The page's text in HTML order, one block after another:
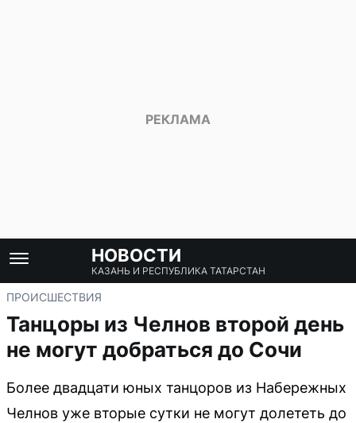
НОВОСТИ
КАЗАНЬ И РЕСПУБЛИКА ТАТАРСТАН
ПРОИСШЕСТВИЯ
Танцоры из Челнов второй день
не могут добраться до Сочи
Более двадцати юных танцоров из Набережных
Челнов уже вторые сутки не могут долететь до